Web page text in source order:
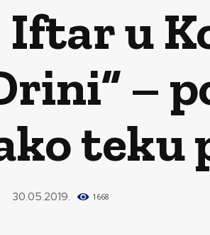
Iftar u
–
teku
30.05.2019. 1668